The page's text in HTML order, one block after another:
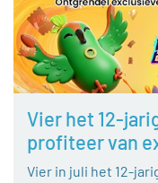
Vier het 12-
profiteer van
Vier in juli het 12-